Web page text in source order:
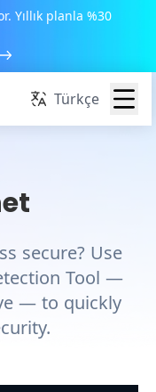
Yıllık planla %30
Türkçe
secure? Use
Tool —
— to quickly